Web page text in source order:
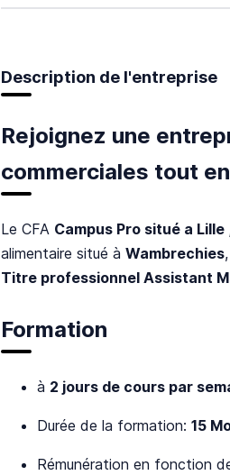
Description de l'entreprise
Rejoignez une
commerciales tout
Le CFA Campus Pro situé a Lille
alimentaire situé à Wambrechies
Titre professionnel Assistant
Formation
à 2 jours de cours par
Durée de la formation: 15
Rémunération en fonction